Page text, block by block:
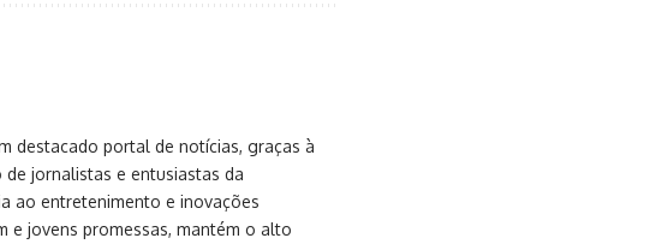
destacado portal de notícias, graças à
jornalistas e entusiastas da
ao entretenimento e inovações
e jovens promessas, mantém o alto